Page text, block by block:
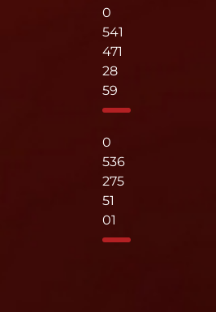
0
541
471
28
59
0
536
275
51
01